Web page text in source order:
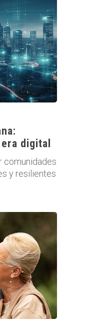
digital
comunidades
y resilientes